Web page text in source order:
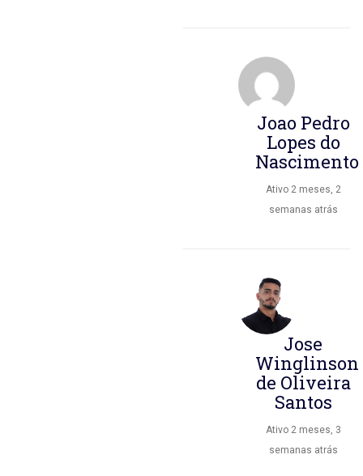
Joao Pedro
Lopes do
Nascimento
Ativo 2 meses, 2
semanas atrás
Jose
Winglinson
de Oliveira
Santos
Ativo 2 meses, 3
semanas atrás